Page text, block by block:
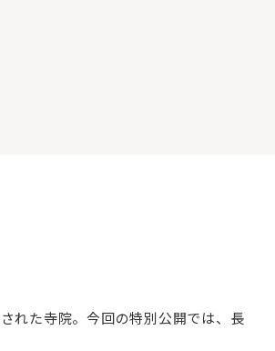
れた寺院。今回の特別公開では、長